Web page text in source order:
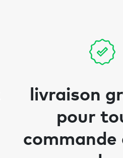
livraison
pour
commande